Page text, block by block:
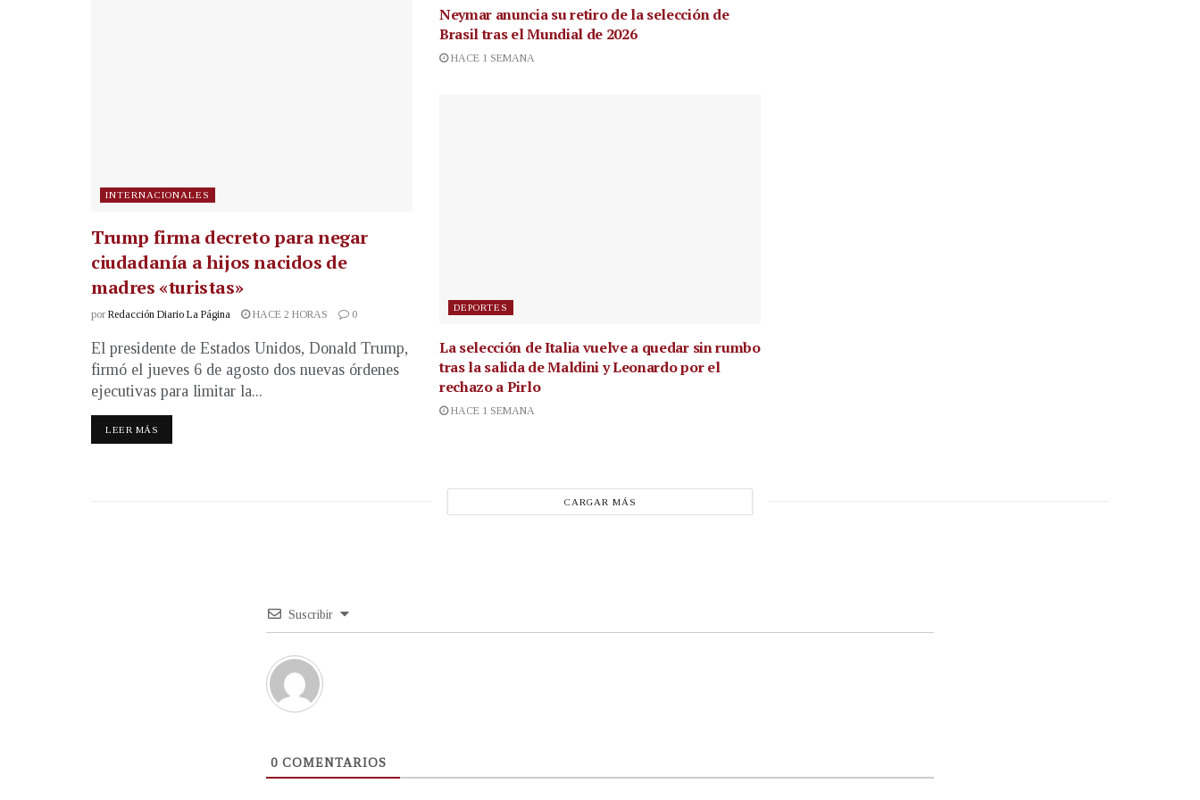
INTERNACIONALES
Trump firma decreto para negar
ciudadanía a hijos nacidos de
madres «turistas»
por Redacción Diario La Página HACE 2 HORAS 0
El presidente de Estados Unidos, Donald Trump,
firmó el jueves 6 de agosto dos nuevas órdenes
ejecutivas para limitar la...
LEER MÁS
Neymar anuncia su retiro de la selección de
Brasil tras el Mundial de 2026
HACE 1 SEMANA
DEPORTES
La selección de Italia vuelve a quedar sin rumbo
tras la salida de Maldini y Leonardo por el
rechazo a Pirlo
HACE 1 SEMANA
CARGAR MÁS
Suscribir
0 COMENTARIOS